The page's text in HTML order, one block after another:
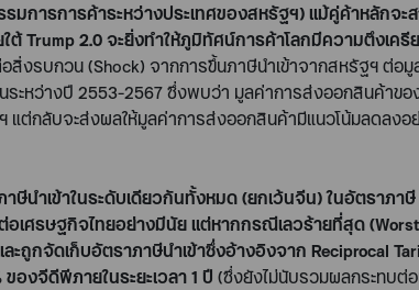
มการการค้าระหว่างประเทศของสหรัฐฯ)แม้คู่ค้าหลักจะ
ต้Trump 2.0จะยิ่งทำให้ภูมิทัศน์การค้าโลกมีความตึงเค
สิ่งรบกวน (Shock) จากการขึ้นภาษีนำเข้าจากสหรัฐฯ ต่
ระหว่างปี 2553-2567ซึ่งพบว่า มูลค่าการส่งออกสินค้าขอ
กลับจะส่งผลให้มูลค่าการส่งออกสินค้ามีแนวโน้มลดลงอ
ษีนำเข้าในระดับเดียวกันทั้งหมด (ยกเว้นจีน) ในอัตราภาษี
อเศรษฐกิจไทยอย่างมีนัย แต่หากกรณีเลวร้ายที่สุด (
ะถูกจัดเก็บอัตราภาษีนำเข้าซึ่งอ้างอิงจาก Reciprocal
ของจีดีพีภายในระยะเวลา1 ปี (ซึ่งยังไม่นับรวมผลกระทบต่